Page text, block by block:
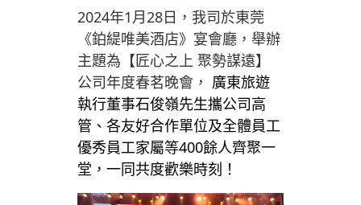
2024年1月28日，我司於東莞
《鉑緹唯美酒店》宴會廳， 舉辦
主題為【匠心之上 聚勢謀遠】
公司年度春茗晚會， 廣東旅遊
執行董事石俊嶺先生攜公司高
管、各友好合作單位及全體員工
優秀員工家屬等400餘人齊聚一
堂，一同共度歡樂時刻！